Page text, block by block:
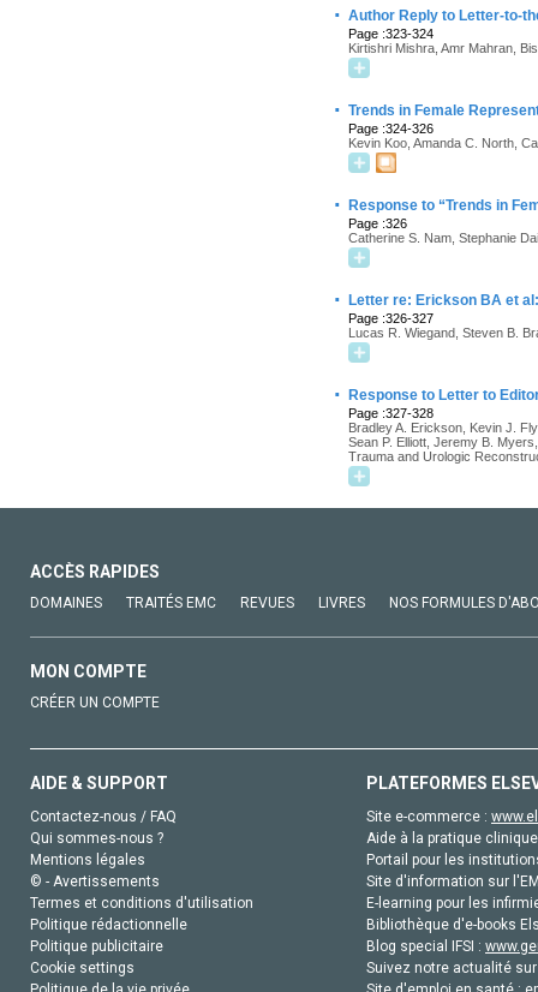
· Author Reply to Letter-to-
Page :323-324
Kirtishri Mishra, Amr Mahran,
· Trends in Female
Page :324-326
Kevin Koo, Amanda C. North,
· Response to “Trends in
Page :326
Catherine S. Nam, Stephanie
· Letter re: Erickson BA et
Page :326-327
Lucas R. Wiegand, Steven B.
· Response to Letter to
Page :327-328
Bradley A. Erickson, Kevin J.
Sean P. Elliott, Jeremy B.
Trauma and Urologic
ACCÈS RAPIDES
DOMAINES TRAITÉS EMC REVUES LIVRES NOS FORMULES
MON COMPTE
CRÉER UN COMPTE
AIDE & SUPPORT
Contactez-nous / FAQ
Qui sommes-nous ?
Mentions légales
© - Avertissements
Termes et conditions d'utilisation
Politique rédactionnelle
Politique publicitaire
Cookie settings
PLATEFORMES
Site e-commerce :
Aide à la pratique
Portail pour les
Site d'information sur
E-learning pour les
Bibliothèque d'e-books
Blog special IFSI :
Suivez notre actualité